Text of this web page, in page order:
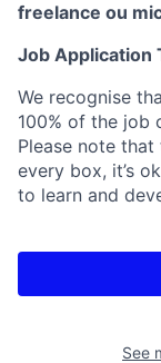
freelance ou
Job Application
We recognise
100% of the job
Please note
every box, it’s
to learn and
See